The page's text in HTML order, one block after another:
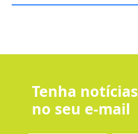
Tenha notícias
no seu e-mail